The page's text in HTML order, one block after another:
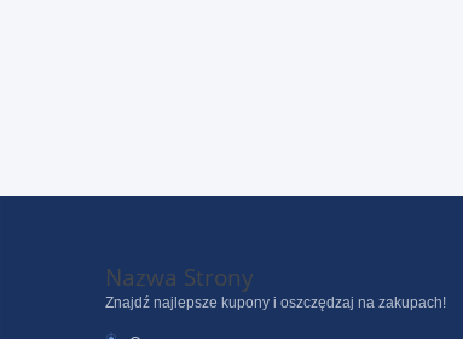
Nazwa Strony
Znajdź najlepsze kupony i oszczędzaj na zakupach!